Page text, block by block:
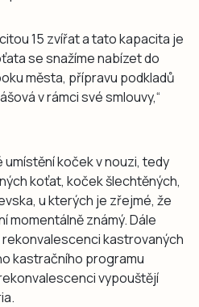
15 zvířat a tato kapacita je
se snažíme nabízet do
města, přípravu podkladů
v rámci své smlouvy,“
koček v nouzi, tedy
koťat, koček šlechtěných,
u kterých je zřejmé, že
momentálně známý. Dále
kastrovaných
kastračního programu
vypouštějí